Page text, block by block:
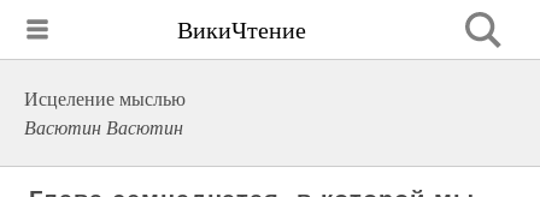
ВикиЧтение
Исцеление мыслью
Васютин Васютин